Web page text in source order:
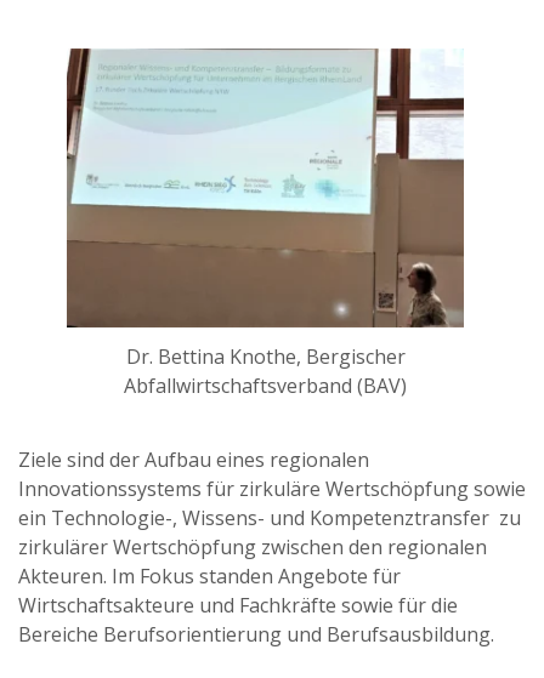
Dr. Bettina Knothe, Bergischer
Abfallwirtschaftsverband (BAV)
Ziele sind der Aufbau eines regionalen
Innovationssystems für zirkuläre Wertschöpfung sowie
ein Technologie-, Wissens- und Kompetenztransfer zu
zirkulärer Wertschöpfung zwischen den regionalen
Akteuren. Im Fokus standen Angebote für
Wirtschaftsakteure und Fachkräfte sowie für die
Bereiche Berufsorientierung und Berufsausbildung.